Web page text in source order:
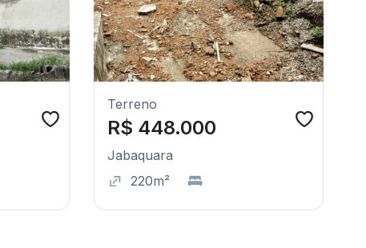
Terreno
R$ 448.000
Jabaquara
220m²